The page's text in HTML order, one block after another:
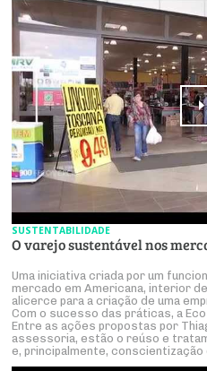
SUSTENTABILIDADE
O varejo sustentável nos
Uma iniciativa criada por um
mercado em Americana, interior
alicerce para a criação de uma
Com o sucesso das práticas, a
Entre as ações propostas por
assessoria, estão o reúso e
e, principalmente,